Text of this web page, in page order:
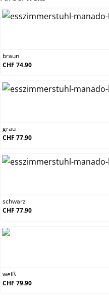
braun
CHF 74.90
grau
CHF 77.90
schwarz
CHF 77.90
weiß
CHF 79.90